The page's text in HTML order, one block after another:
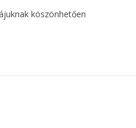
köszönhetően